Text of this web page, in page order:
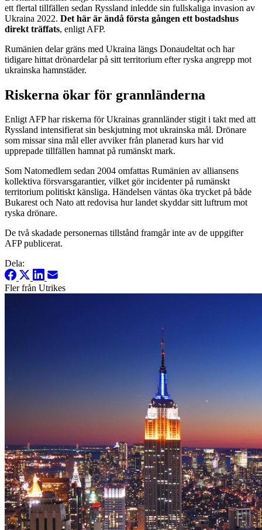
ett flertal tillfällen sedan Ryssland inledde sin fullskaliga invasion av
Ukraina 2022. Det här är ändå första gången ett bostadshus
direkt träffats, enligt AFP.
Rumänien delar gräns med Ukraina längs Donaudeltat och har
tidigare hittat drönardelar på sitt territorium efter ryska angrepp mot
ukrainska hamnstäder.
Riskerna ökar för grannländerna
Enligt AFP har riskerna för Ukrainas grannländer stigit i takt med att
Ryssland intensifierat sin beskjutning mot ukrainska mål. Drönare
som missar sina mål eller avviker från planerad kurs har vid
upprepade tillfällen hamnat på rumänskt mark.
Som Natomedlem sedan 2004 omfattas Rumänien av alliansens
kollektiva försvarsgarantier, vilket gör incidenter på rumänskt
territorium politiskt känsliga. Händelsen väntas öka trycket på både
Bukarest och Nato att redovisa hur landet skyddar sitt luftrum mot
ryska drönare.
De två skadade personernas tillstånd framgår inte av de uppgifter
AFP publicerat.
Dela:
Fler från Utrikes